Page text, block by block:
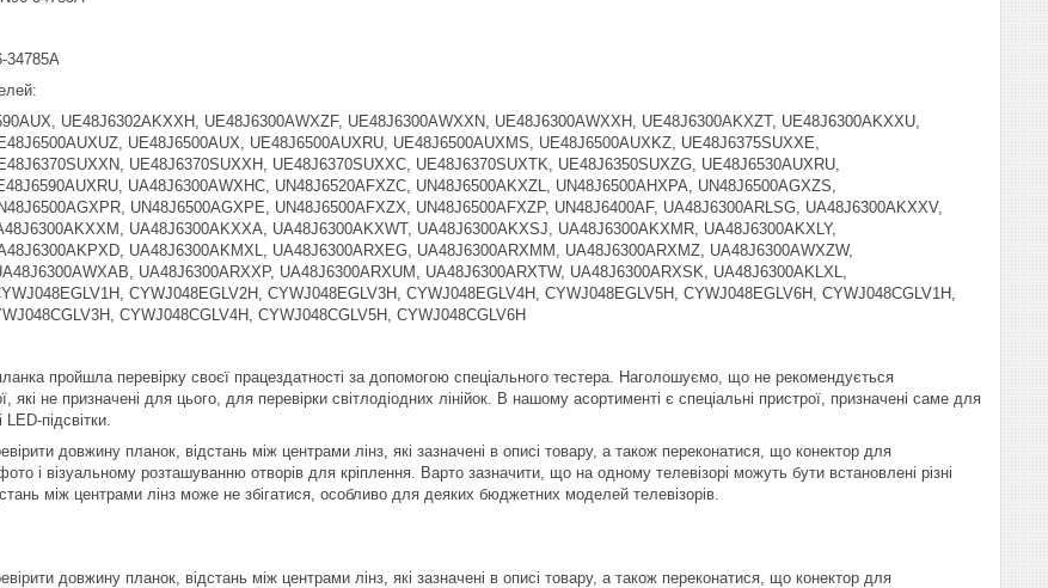
34785A
UE48J6302AKXXH, UE48J6300AWXZF, UE48J6300AWXXN, UE48J6300AWXXH, UE48J6300AKXZT, UE48J6300AKXXU,
UE48J6500AUX, UE48J6500AUXRU, UE48J6500AUXMS, UE48J6500AUXKZ, UE48J6375SUXXE,
UE48J6370SUXXH, UE48J6370SUXXC, UE48J6370SUXTK, UE48J6350SUXZG, UE48J6530AUXRU,
UA48J6300AWXHC, UN48J6520AFXZC, UN48J6500AKXZL, UN48J6500AHXPA, UN48J6500AGXZS,
UN48J6500AGXPE, UN48J6500AFXZX, UN48J6500AFXZP, UN48J6400AF, UA48J6300ARLSG, UA48J6300AKXXV,
UA48J6300AKXXA, UA48J6300AKXWT, UA48J6300AKXSJ, UA48J6300AKXMR, UA48J6300AKXLY,
UA48J6300AKMXL, UA48J6300ARXEG, UA48J6300ARXMM, UA48J6300ARXMZ, UA48J6300AWXZW,
UA48J6300ARXXP, UA48J6300ARXUM, UA48J6300ARXTW, UA48J6300ARXSK, UA48J6300AKLXL,
CYWJ048EGLV2H, CYWJ048EGLV3H, CYWJ048EGLV4H, CYWJ048EGLV5H, CYWJ048EGLV6H, CYWJ048CGLV1H,
CYWJ048CGLV4H, CYWJ048CGLV5H, CYWJ048CGLV6H
пройшла перевірку своєї працездатності за допомогою спеціального тестера. Наголошуємо, що не рекомендується
які не призначені для цього, для перевірки світлодіодних лінійок. В нашому асортименті є спеціальні пристрої, призначені саме для
підсвітки.
довжину планок, відстань між центрами лінз, які зазначені в описі товару, а також переконатися, що конектор для
і візуальному розташуванню отворів для кріплення. Варто зазначити, що на одному телевізорі можуть бути встановлені різні
між центрами лінз може не збігатися, особливо для деяких бюджетних моделей телевізорів.
довжину планок, відстань між центрами лінз, які зазначені в описі товару, а також переконатися, що конектор для